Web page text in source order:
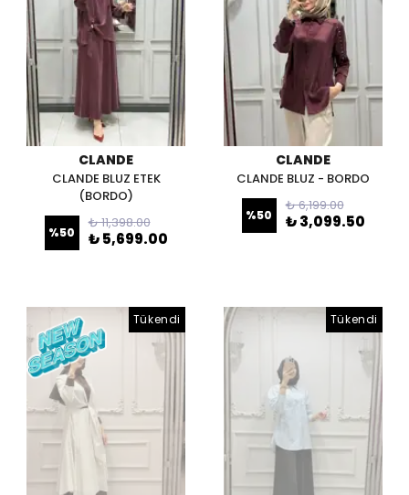
CLANDE
CLANDE BLUZ ETEK
(BORDO)
%50
₺ 11,398.00
₺ 5,699.00
CLANDE
CLANDE BLUZ - BORDO
%50
₺ 6,199.00
₺ 3,099.50
Tükendi Tükendi